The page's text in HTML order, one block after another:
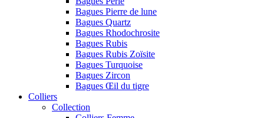
Bagues Pierre de lune
Bagues Quartz
Bagues Rhodochrosite
Bagues Rubis
Bagues Rubis Zoïsite
Bagues Turquoise
Bagues Zircon
Bagues Œil du tigre
Colliers
Collection